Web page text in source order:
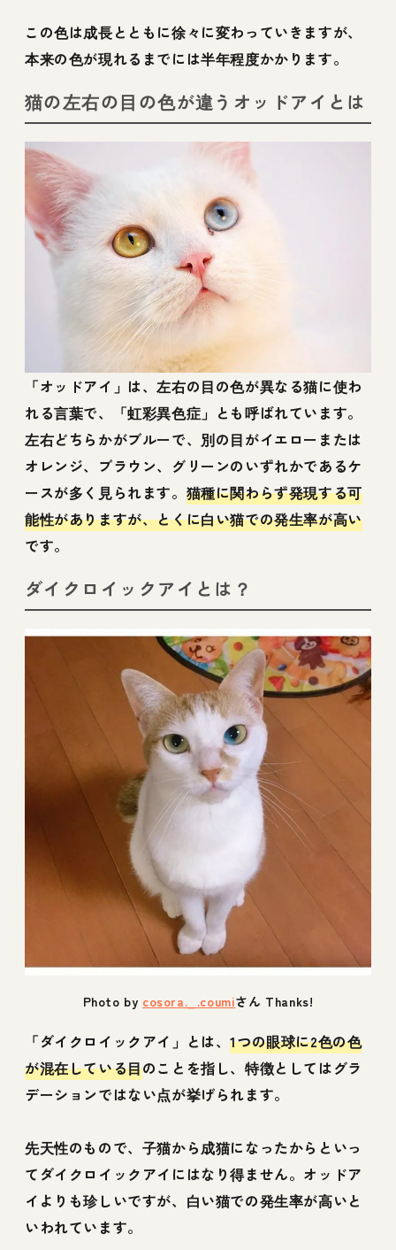
この色は成長とともに徐々に変わっていきますが、
本来の色が現れるまでには半年程度かかります。
猫の左右の目の色が違うオッドアイとは
「オッドアイ」は、左右の目の色が異なる猫に使わ
れる言葉で、「虹彩異色症」とも呼ばれています。
左右どちらかがブルーで、別の目がイエローまたは
オレンジ、ブラウン、グリーンのいずれかであるケ
ースが多く見られます。 猫種に関わらず発現する可
能性がありますが、とくに白い猫での発生率が高い
です。
ダイクロイックアイとは？
Photo by cosora._.coumiさん Thanks!
「ダイクロイックアイ」とは、1つの眼球に2色の色
が混在している目のことを指し、特徴としてはグラ
デーションではない点が挙げられます。
先天性のもので、子猫から成猫になったからといっ
てダイクロイックアイにはなり得ません。オッドア
イよりも珍しいですが、白い猫での発生率が高いと
いわれています。